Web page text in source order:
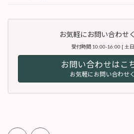
お気軽にお問い合わせ
受付時間 10:00-16:00 [ 土
お問い合わせはこ
お気軽にお問い合わせ